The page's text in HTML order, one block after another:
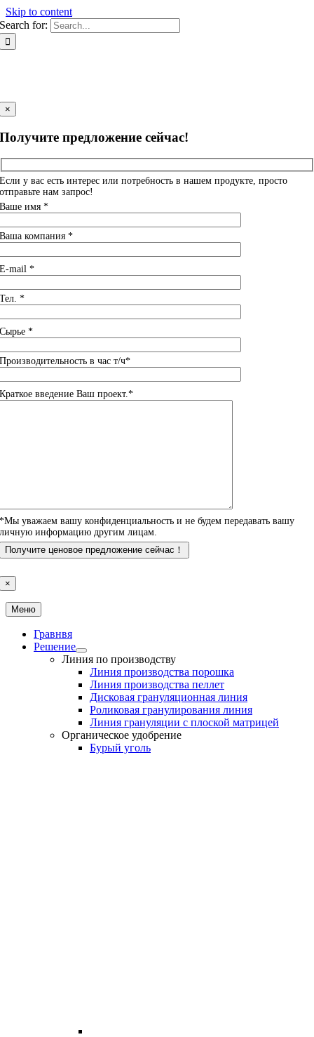
Skip to content
Search for:
×
Получите предложение сейчас!
Если у вас есть интерес или потребность в нашем продукте, просто
отправьте нам запрос!
Ваше имя *
Ваша компания *
E-mail *
Тел. *
Сырье *
Производительность в час т/ч*
Краткое введение Ваш проект.*
*Мы уважаем вашу конфиденциальность и не будем передавать вашу
личную информацию другим лицам.
×
Меню
Гравнвя
Решение
Линия по производству
Линия производства порошка
Линия производства пеллет
Дисковая грануляционная линия
Роликовая гранулирования линия
Линия грануляции с плоской матрицей
Органическое удобрение
Бурый уголь